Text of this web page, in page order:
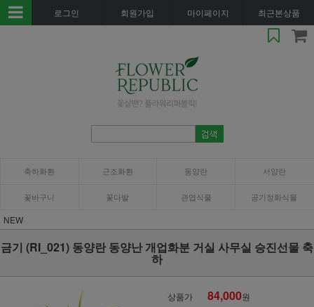
로그인 회원가입 마이페이지 최근본상품
축하화환 근조화환 동양란 서양란
꽃바구니 꽃다발 관엽식물 공기정화식물
NEW
금기 (RI_021) 동양란 동양난 개업화분 거실 사무실 승진선물 축
하
상품가 84,000원